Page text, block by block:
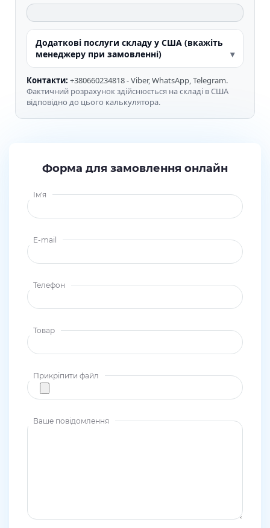
Додаткові послуги складу у США (вкажіть
менеджеру при замовленні)
Контакти: +380660234818 - Viber, WhatsApp, Telegram.
Фактичний розрахунок здійснюється на складі в США
відповідно до цього калькулятора.
Форма для замовлення онлайн
Ім'я
E-mail
Телефон
Товар
Прикріпити файл
Ваше повідомлення